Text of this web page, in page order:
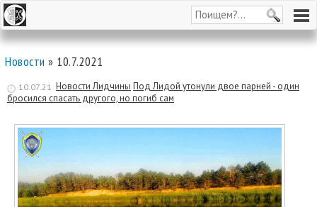
Новости » 10.7.2021
10.07.21 Новости Лидчины Под Лидой утонули двое парней - один
бросился спасать другого, но погиб сам